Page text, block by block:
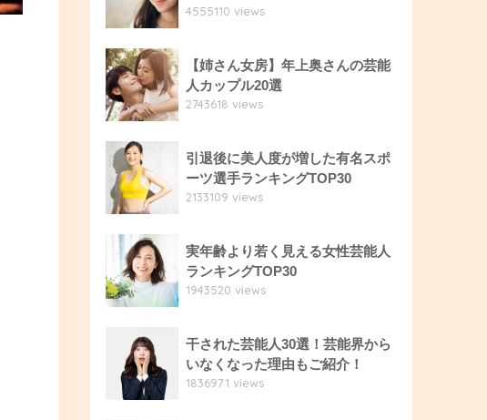
4555110 views
【姉さん女房】年上奥さんの芸能
人カップル20選
2743618 views
引退後に美人度が増した有名スポ
ーツ選手ランキングTOP30
2133109 views
実年齢より若く見える女性芸能人
ランキングTOP30
1943520 views
干された芸能人30選！芸能界から
いなくなった理由もご紹介！
1836971 views